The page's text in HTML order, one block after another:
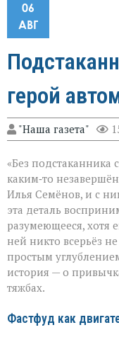
06
АВГ
герой
"Наша газета"
«Без подстаканника
каким‑то
Илья Семёнов, и с
эта деталь
разумеющееся, хотя
ней никто всерьёз
простым
история — о
тяжбах.
Фастфуд как